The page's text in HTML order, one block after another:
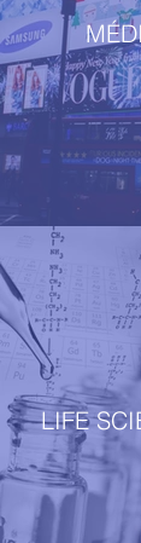
LIFE